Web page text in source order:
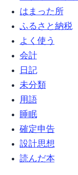
はまった所 (12)
ふるさと納税 (4)
よく使う (1)
会計 (1)
日記 (13)
未分類 (63)
用語 (2)
睡眠 (1)
確定申告 (1)
設計思想 (5)
読んだ本 (1)